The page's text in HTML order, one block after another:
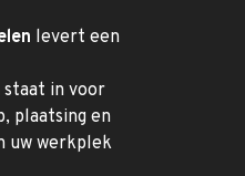
levert een
in voor
plaatsing en
uw werkplek